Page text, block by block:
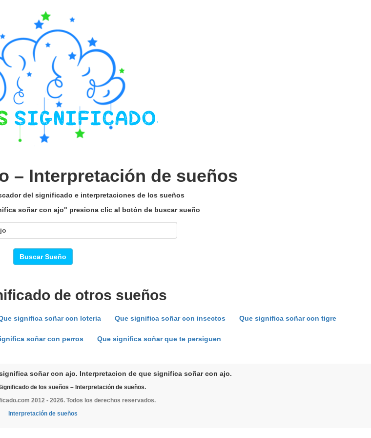
– Interpretación de sueños
del significado e interpretaciones de los sueños
soñar con ajo" presiona clic al botón de buscar sueño
Buscar Sueño
de otros sueños
significa soñar con loteria Que significa soñar con insectos Que significa soñar con tigre
soñar con perros Que significa soñar que te persiguen
soñar con ajo. Interpretacion de que significa soñar con ajo.
de los sueños – Interpretación de sueños.
2012 - 2026. Todos los derechos reservados.
Interpretación de sueños